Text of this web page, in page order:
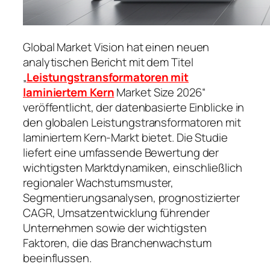
Global Market Vision hat einen neuen
analytischen Bericht mit dem Titel
„Leistungstransformatoren mit
laminiertem KernMarket Size 2026“
veröffentlicht, der datenbasierte Einblicke in
den globalen Leistungstransformatoren mit
laminiertem Kern-Markt bietet. Die Studie
liefert eine umfassende Bewertung der
wichtigsten Marktdynamiken, einschließlich
regionaler Wachstumsmuster,
Segmentierungsanalysen, prognostizierter
CAGR, Umsatzentwicklung führender
Unternehmen sowie der wichtigsten
Faktoren, die das Branchenwachstum
beeinflussen.